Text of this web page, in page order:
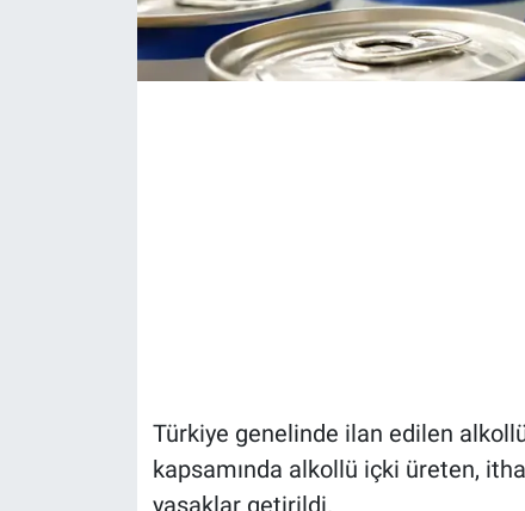
Türkiye genelinde ilan edilen
kapsamında alkollü içki üreten,
yasaklar getirildi.